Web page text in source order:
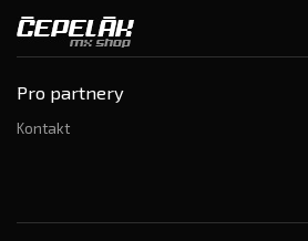
Pro partnery
Kontakt